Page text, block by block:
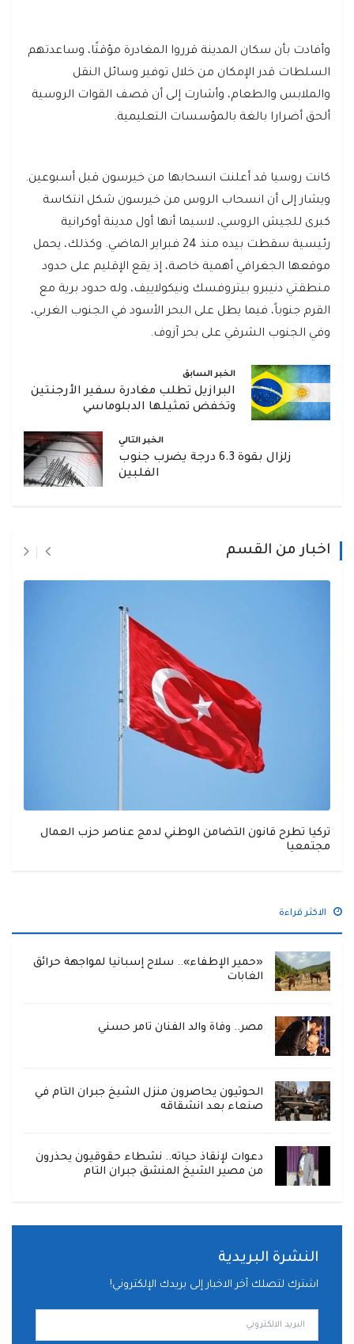
وأفادت بأن سكان المدينة قرروا المغادرة مؤقتًا، وساعدتهم
السلطات قدر الإمكان من خلال توفير وسائل النقل
والملابس والطعام، وأشارت إلى أن قصف القوات الروسية
ألحق أضرارا بالغة بالمؤسسات التعليمية.
كانت روسيا قد أعلنت انسحابها من خيرسون قبل أسبوعين.
ويشار إلى أن انسحاب الروس من خيرسون شكل انتكاسة
كبرى للجيش الروسي، لاسيما أنها أول مدينة أوكرانية
رئيسية سقطت بيده منذ 24 فبراير الماضي. وكذلك، يحمل
موقعها الجغرافي أهمية خاصة، إذ يقع الإقليم على حدود
منطقتي دنيبرو بيتروفسك ونيكولاييف، وله حدود برية مع
القرم جنوباً، فيما يطل على البحر الأسود في الجنوب الغربي،
وفي الجنوب الشرقي على بحر آزوف.
الخبر السابق
البرازيل تطلب مغادرة سفير الأرجنتين
وتخفض تمثيلها الدبلوماسي
الخبر التالي
زلزال بقوة 6.3 درجة يضرب جنوب
الفلبين
اخبار من القسم
تركيا تطرح قانون التضامن الوطني لدمج عناصر حزب العمال
مجتمعيا
الاكثر قراءة
«حمير الإطفاء».. سلاح إسبانيا لمواجهة حرائق
الغابات
مصر.. وفاة والد الفنان تامر حسني
الحوثيون يحاصرون منزل الشيخ جبران التام في
صنعاء بعد انشقاقه
دعوات لإنقاذ حياته.. نشطاء حقوقيون يحذرون
من مصير الشيخ المنشق جبران التام
النشرة البريدية
اشترك لتصلك آخر الاخبار إلى بريدك الإلكتروني!